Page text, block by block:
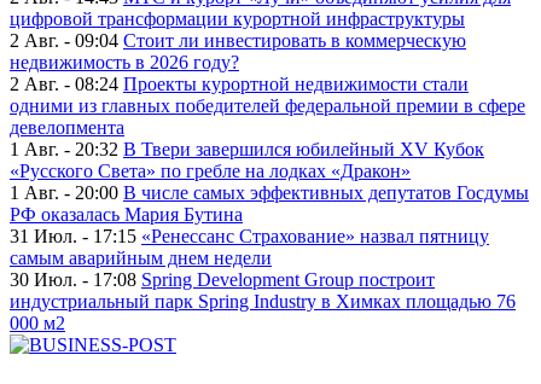
цифровой трансформации курортной инфраструктуры
2 Авг. - 09:04 Стоит ли инвестировать в коммерческую
недвижимость в 2026 году?
2 Авг. - 08:24 Проекты курортной недвижимости стали
одними из главных победителей федеральной премии в сфере
девелопмента
1 Авг. - 20:32 В Твери завершился юбилейный XV Кубок
«Русского Света» по гребле на лодках «Дракон»
1 Авг. - 20:00 В числе самых эффективных депутатов Госдумы
РФ оказалась Мария Бутина
31 Июл. - 17:15 «Ренессанс Страхование» назвал пятницу
самым аварийным днем недели
30 Июл. - 17:08 Spring Development Group построит
индустриальный парк Spring Industry в Химках площадью 76
000 м2